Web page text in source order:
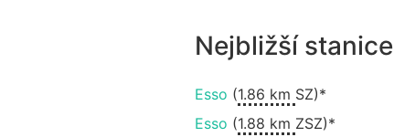
Nejbližší stanice
Esso (1.86 km SZ)*
Esso (1.88 km ZSZ)*